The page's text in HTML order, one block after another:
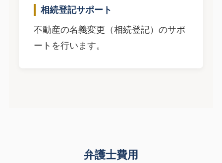
相続登記サポート
不動産の名義変更（相続登記）のサポ
ートを行います。
弁護士費用